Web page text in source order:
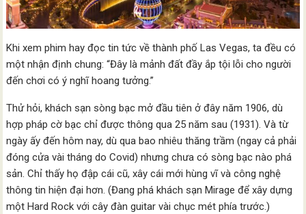
Khi xem phim hay đọc tin tức về thành phố Las Vegas, ta đều có
một nhận định chung: “Đây là mảnh đất đầy ắp tội lỗi cho người
đến chơi có ý nghĩ hoang tưởng.”
Thử hỏi, khách sạn sòng bạc mở đầu tiên ở đây năm 1906, dù
hợp pháp cờ bạc chỉ được thông qua 25 năm sau (1931). Và từ
ngày ấy đến hôm nay, dù qua bao nhiêu thăng trầm (ngay cả phải
đóng cửa vài tháng do Covid) nhưng chưa có sòng bạc nào phá
sản. Chỉ thấy họ đập cái cũ, xây cái mới hùng vĩ và công nghệ
thông tin hiện đại hơn. (Đang phá khách sạn Mirage để xây dựng
một Hard Rock với cây đàn guitar vài chục mét phía trước.)